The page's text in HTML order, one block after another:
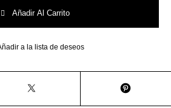
HIGIENE
Añadir Al Carrito
a la lista de deseos